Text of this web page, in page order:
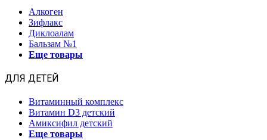
Алкоген
Зифлакс
Диклоалам
Бальзам №1
Еще товары
ДЛЯ ДЕТЕЙ
Витаминный комплекс
Витамин D3 детский
Амиксифил детский
Еще товары